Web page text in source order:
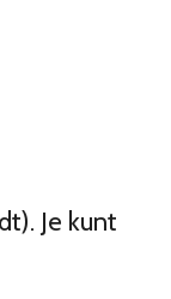
Je kunt